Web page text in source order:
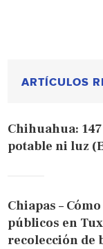
ARTÍCULOS
Chihuahua:
potable ni luz
Chiapas –
públicos en
recolección de